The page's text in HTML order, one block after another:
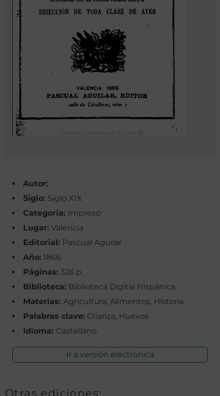
Autor:
Siglo: Siglo XIX
Categoría: Impreso
Lugar: Valencia
Editorial: Pascual Aguilar
Año: 1866
Páginas: 326 p.
Biblioteca: Biblioteca Digital Hispánica
Materias: Agricultura, Alimentos, Historia
Palabras clave: Crianza, Huevos
Idioma: Castellano
Ir a versión electrónica